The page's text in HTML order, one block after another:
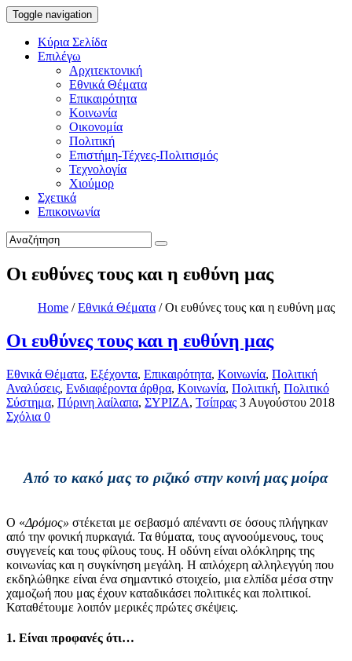
Toggle navigation
Κύρια Σελίδα
Επιλέγω
Αρχιτεκτονική
Εθνικά Θέματα
Επικαιρότητα
Κοινωνία
Οικονομία
Πολιτική
Επιστήμη-Τέχνες-Πολιτισμός
Τεχνολογία
Χιούμορ
Σχετικά
Επικοινωνία
Οι ευθύνες τους και η ευθύνη μας
Home / Εθνικά Θέματα / Οι ευθύνες τους και η ευθύνη μας
Οι ευθύνες τους και η ευθύνη μας
Εθνικά Θέματα, Εξέχοντα, Επικαιρότητα, Κοινωνία, Πολιτική
Αναλύσεις, Ενδιαφέροντα άρθρα, Κοινωνία, Πολιτική, Πολιτικό
Σύστημα, Πύρινη λαίλαπα, ΣΥΡΙΖΑ, Τσίπρας 3 Αυγούστου 2018
Σχόλια 0
Από το κακό μας το ριζικό στην κοινή μας μοίρα
Ο «Δρόμος» στέκεται με σεβασμό απέναντι σε όσους πλήγηκαν
από την φονική πυρκαγιά. Τα θύματα, τους αγνοούμενους, τους
συγγενείς και τους φίλους τους. Η οδύνη είναι ολόκληρης της
κοινωνίας και η συγκίνηση μεγάλη. Η απλόχερη αλληλεγγύη που
εκδηλώθηκε είναι ένα σημαντικό στοιχείο, μια ελπίδα μέσα στην
χαμοζωή που μας έχουν καταδικάσει πολιτικές και πολιτικοί.
Καταθέτουμε λοιπόν μερικές πρώτες σκέψεις.
1. Είναι προφανές ότι…